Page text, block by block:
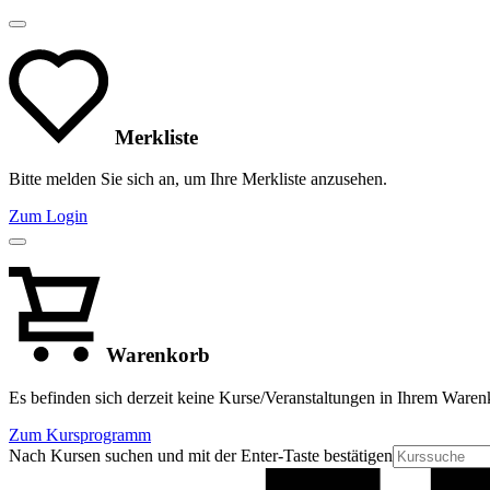
Merkliste
Bitte melden Sie sich an, um Ihre Merkliste anzusehen.
Zum Login
Warenkorb
Es befinden sich derzeit keine Kurse/Veranstaltungen in Ihrem
Zum Kursprogramm
Nach Kursen suchen und mit der Enter-Taste bestätigen